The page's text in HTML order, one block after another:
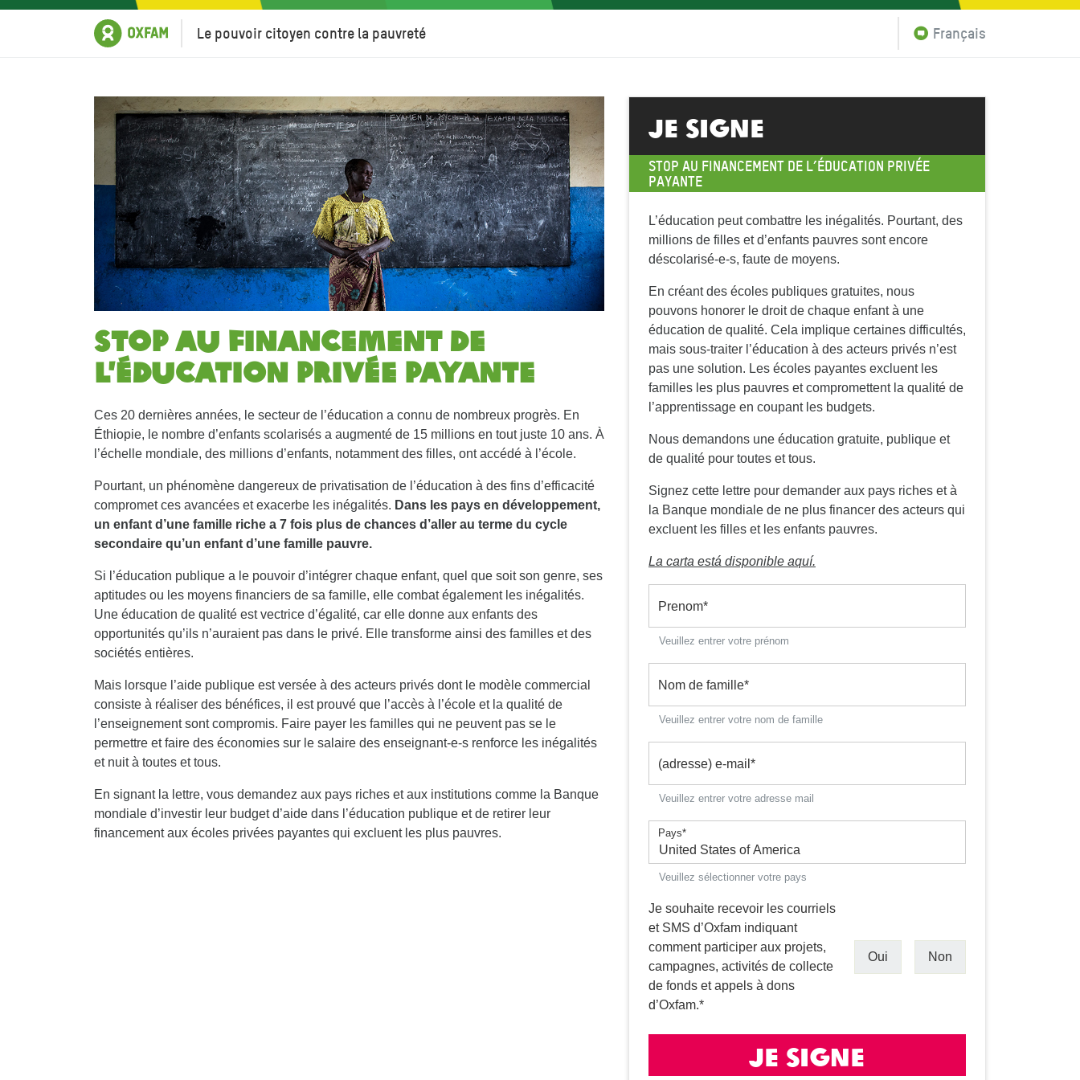
Le pouvoir citoyen contre la pauvreté Français
Stop au financement de
l’éducation privée payante
Ces 20 dernières années, le secteur de l’éducation a connu de nombreux progrès. En
Éthiopie, le nombre d’enfants scolarisés a augmenté de 15 millions en tout juste 10 ans. À
l’échelle mondiale, des millions d’enfants, notamment des filles, ont accédé à l’école.
Pourtant, un phénomène dangereux de privatisation de l’éducation à des fins d’efficacité
compromet ces avancées et exacerbe les inégalités. Dans les pays en développement,
un enfant d’une famille riche a 7 fois plus de chances d’aller au terme du cycle
secondaire qu’un enfant d’une famille pauvre.
Si l’éducation publique a le pouvoir d’intégrer chaque enfant, quel que soit son genre, ses
aptitudes ou les moyens financiers de sa famille, elle combat également les inégalités.
Une éducation de qualité est vectrice d’égalité, car elle donne aux enfants des
opportunités qu’ils n’auraient pas dans le privé. Elle transforme ainsi des familles et des
sociétés entières.
Mais lorsque l’aide publique est versée à des acteurs privés dont le modèle commercial
consiste à réaliser des bénéfices, il est prouvé que l’accès à l’école et la qualité de
l’enseignement sont compromis. Faire payer les familles qui ne peuvent pas se le
permettre et faire des économies sur le salaire des enseignant-e-s renforce les inégalités
et nuit à toutes et tous.
En signant la lettre, vous demandez aux pays riches et aux institutions comme la Banque
mondiale d’investir leur budget d’aide dans l’éducation publique et de retirer leur
financement aux écoles privées payantes qui excluent les plus pauvres.
Je Signe
STOP AU FINANCEMENT DE L’ÉDUCATION PRIVÉE
PAYANTE
L’éducation peut combattre les inégalités. Pourtant, des
millions de filles et d’enfants pauvres sont encore
déscolarisé-e-s, faute de moyens.
En créant des écoles publiques gratuites, nous
pouvons honorer le droit de chaque enfant à une
éducation de qualité. Cela implique certaines difficultés,
mais sous-traiter l’éducation à des acteurs privés n’est
pas une solution. Les écoles payantes excluent les
familles les plus pauvres et compromettent la qualité de
l’apprentissage en coupant les budgets.
Nous demandons une éducation gratuite, publique et
de qualité pour toutes et tous.
Signez cette lettre pour demander aux pays riches et à
la Banque mondiale de ne plus financer des acteurs qui
excluent les filles et les enfants pauvres.
La carta está disponible aquí.
Prenom*
Veuillez entrer votre prénom
Nom de famille*
Veuillez entrer votre nom de famille
(adresse) e-mail *
Veuillez entrer votre adresse mail
Pays*
Veuillez sélectionner votre pays
Je souhaite recevoir les courriels
et SMS d’Oxfam indiquant
comment participer aux projets,
campagnes, activités de collecte
de fonds et appels à dons
d’Oxfam.*
Oui Non
Je Signe